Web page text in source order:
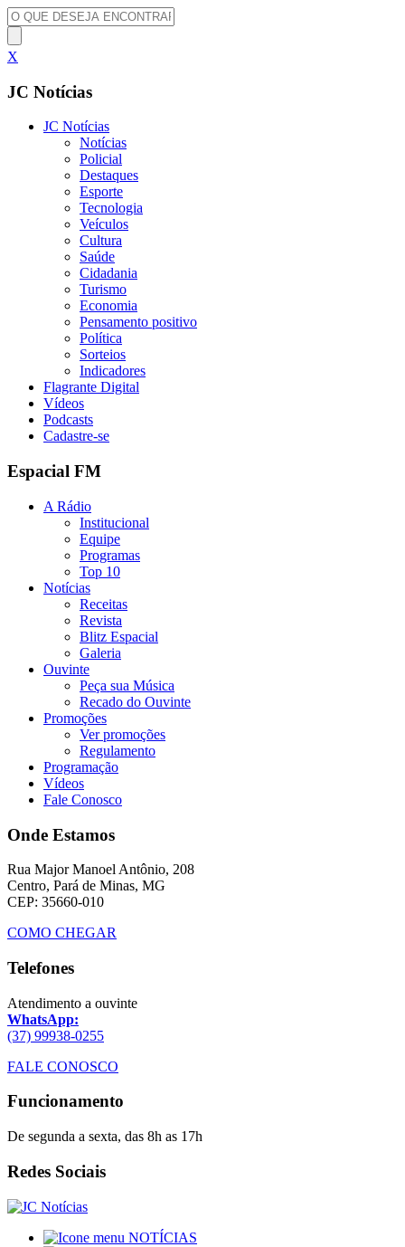
X
JC Notícias
JC Notícias
Notícias
Policial
Destaques
Esporte
Tecnologia
Veículos
Cultura
Saúde
Cidadania
Turismo
Economia
Pensamento positivo
Política
Sorteios
Indicadores
Flagrante Digital
Vídeos
Podcasts
Cadastre-se
Espacial FM
A Rádio
Institucional
Equipe
Programas
Top 10
Notícias
Receitas
Revista
Blitz Espacial
Galeria
Ouvinte
Peça sua Música
Recado do Ouvinte
Promoções
Ver promoções
Regulamento
Programação
Vídeos
Fale Conosco
Onde Estamos
Rua Major Manoel Antônio, 208
Centro, Pará de Minas, MG
CEP: 35660-010
COMO CHEGAR
Telefones
Atendimento a ouvinte
WhatsApp:
(37) 99938-0255
FALE CONOSCO
Funcionamento
De segunda a sexta, das 8h as 17h
Redes Sociais
NOTÍCIAS